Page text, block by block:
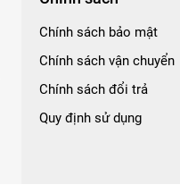
Chính sách bảo mật
Chính sách vận chuyển
Chính sách đổi trả
Quy định sử dụng